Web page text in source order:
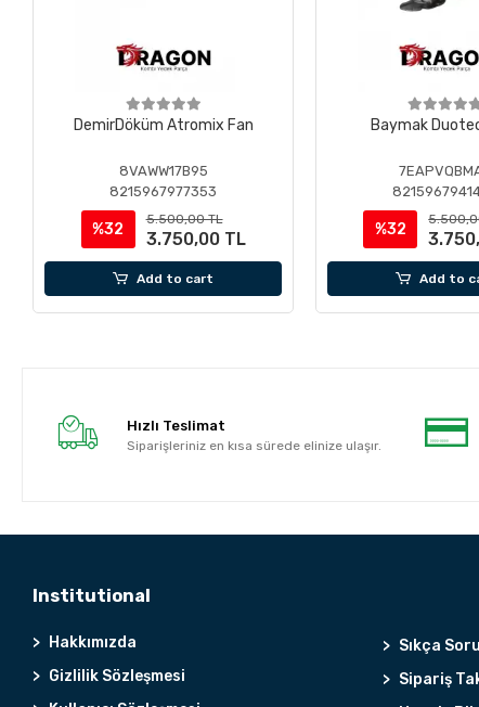
DemirDöküm Atromix Fan
8VAWW17B95
8215967977353
%32
5.500,00 TL
3.750,00 TL
Add to cart
Baymak
%32
Add to
Hızlı Teslimat
Siparişleriniz en kısa sürede elinize ulaşır.
Institutional
Hakkımızda
Gizlilik Sözleşmesi
Sıkça
Sipariş